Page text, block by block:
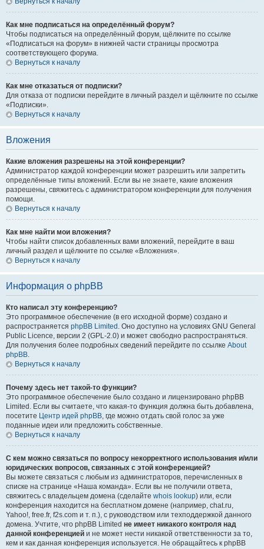
Как мне подписаться на определённый форум?
Чтобы подписаться на определённый форум, щёлкните по ссылке
«Подписаться на форум» в нижней части страницы просмотра
соответствующего форума.
Вернуться к началу
Как мне отказаться от подписки?
Для отказа от подписки перейдите в личный раздел и щёлкните по ссылке
«Подписки».
Вернуться к началу
Вложения
Какие вложения разрешены на этой конференции?
Администратор каждой конференции может разрешить или запретить
определённые типы вложений. Если вы не знаете, какие вложения
разрешены, свяжитесь с администратором конференции для получения
помощи.
Вернуться к началу
Как мне найти мои вложения?
Чтобы найти список добавленных вами вложений, перейдите в ваш
личный раздел и щёлкните по ссылке «Вложения».
Вернуться к началу
Информация о phpBB
Кто написал эту конференцию?
Это программное обеспечение (в его исходной форме) создано и
распространяется phpBB Limited . Оно доступно на условиях GNU General
Public Licence, версии 2 (GPL-2.0) и может свободно распространяться.
Для получения более подробных сведений перейдите по ссылке About
phpBB.
Вернуться к началу
Почему здесь нет такой-то функции?
Это программное обеспечение было создано и лицензировано phpBB
Limited. Если вы считаете, что какая-то функция должна быть добавлена,
посетите Центр идей phpBB, где можно отдать свой голос за уже
поданные идеи или предложить собственные.
Вернуться к началу
С кем можно связаться по вопросу некорректного использования и/или
юридических вопросов, связанных с этой конференцией?
Вы можете связаться с любым из администраторов, перечисленных в
списке на странице «Наша команда». Если вы не получили ответа,
свяжитесь с владельцем домена (сделайте whois lookup) или, если
конференция находится на бесплатном домене (например, chat.ru,
Yahoo!, free.fr, f2s.com и т. п.), с руководством или техподдержкой данного
домена. Учтите, что phpBB Limited не имеет никакого контроля над
данной конференцией и не может нести никакой ответственности за то,
кем и как данная конференция используется. Не обращайтесь к phpBB